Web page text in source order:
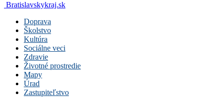
Bratislavskykraj.sk
Doprava
Školstvo
Kultúra
Sociálne veci
Zdravie
Životné prostredie
Mapy
Úrad
Zastupiteľstvo